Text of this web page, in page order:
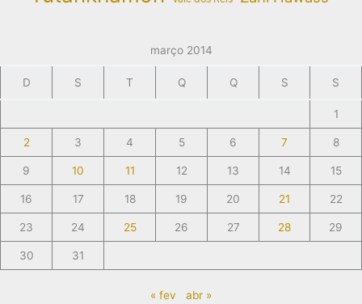
março 2014
D S T Q Q S S
1
2 3 4 5 6 7 8
9 10 11 12 13 14 15
16 17 18 19 20 21 22
23 24 25 26 27 28 29
30 31
« fev abr »